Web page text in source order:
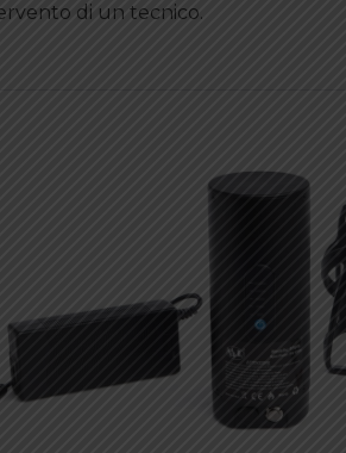
di un tecnico.